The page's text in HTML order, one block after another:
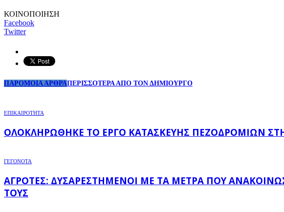
ΚΟΙΝΟΠΟΙΗΣΗ
Facebook
Twitter
ΠΑΡΟΜΟΙΑ ΑΡΘΡΑΠΕΡΙΣΣΟΤΕΡΑ ΑΠΟ ΤΟΝ ΔΗΜΙΟΥΡΓΟ
ΕΠΙΚΑΙΡΟΤΗΤΑ
ΟΛΟΚΛΗΡΏΘΗΚΕ ΤΟ ΈΡΓΟ ΚΑΤΑΣΚΕΥΉΣ ΠΕΖΟΔΡΟΜΊΩΝ
ΓΕΓΟΝΟΤΑ
ΑΓΡΌΤΕΣ: ΔΥΣΑΡΕΣΤΗΜΈΝΟΙ ΜΕ ΤΑ ΜΈΤΡΑ ΠΟΥ
ΤΟΥΣ